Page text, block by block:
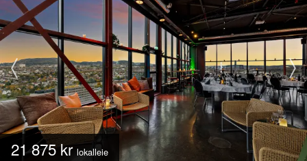
21 875 krlokalleie